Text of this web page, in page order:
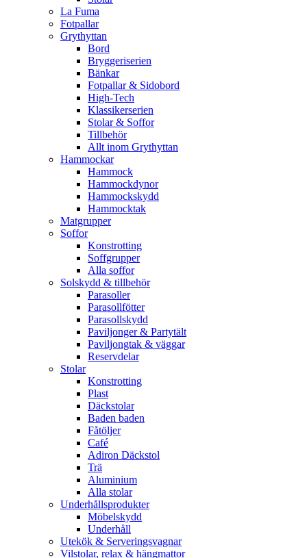
La Fuma
Fotpallar
Grythyttan
Bord
Bryggeriserien
Bänkar
Fotpallar & Sidobord
High-Tech
Klassikerserien
Stolar & Soffor
Tillbehör
Allt inom Grythyttan
Hammockar
Hammock
Hammockdynor
Hammockskydd
Hammocktak
Matgrupper
Soffor
Konstrotting
Soffgrupper
Alla soffor
Solskydd & tillbehör
Parasoller
Parasollfötter
Parasollskydd
Paviljonger & Partytält
Paviljongtak & väggar
Reservdelar
Stolar
Konstrotting
Plast
Däckstolar
Baden baden
Fåtöljer
Café
Adiron Däckstol
Trä
Aluminium
Alla stolar
Underhållsprodukter
Möbelskydd
Underhåll
Utekök & Serveringsvagnar
Vilstolar, relax & hängmattor